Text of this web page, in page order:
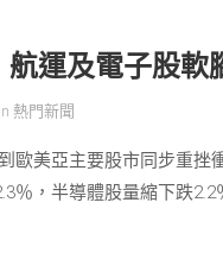
航運及電子股
熱門新聞
歐美亞主要股市同步重
％，半導體股量縮下跌